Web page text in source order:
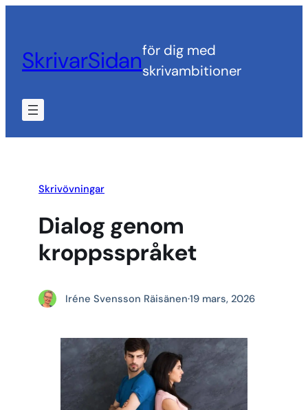
innehåll
SkrivarSidanför dig med
skrivambitioner
Skrivövningar
Dialog genom
kroppsspråket
Iréne Svensson Räisänen·19 mars, 2026